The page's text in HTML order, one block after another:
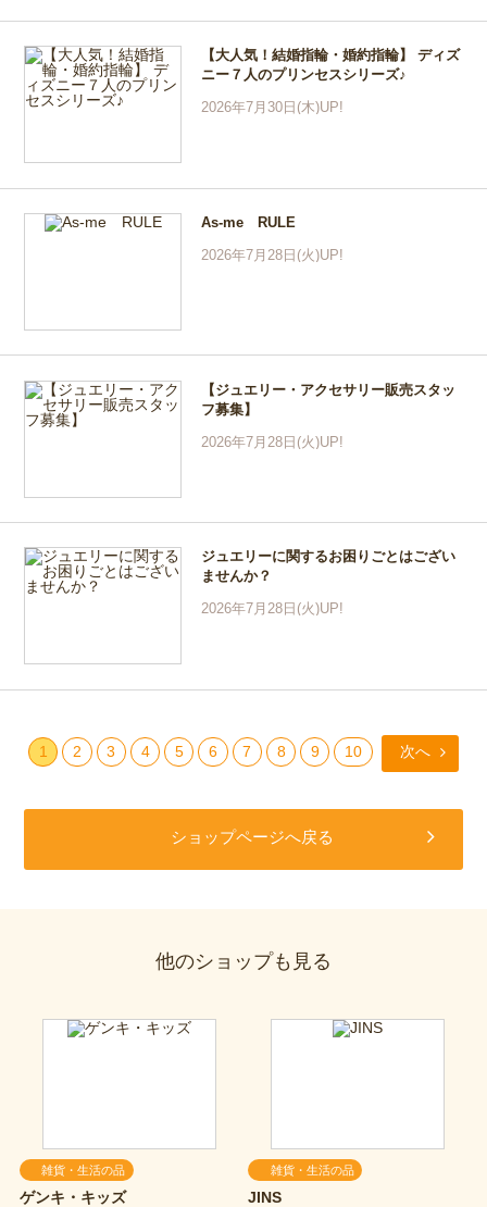
【大人気！結婚指輪・婚約指輪】 ディズ
ニー７人のプリンセスシリーズ♪
2026年7月30日(木)UP!
As-me RULE
2026年7月28日(火)UP!
【ジュエリー・アクセサリー販売スタッ
フ募集】
2026年7月28日(火)UP!
ジュエリーに関するお困りごとはござい
ませんか？
2026年7月28日(火)UP!
1 2 3 4 5 6 7 8 9 10 次へ
ショップページへ戻る
他のショップも見る
雑貨・生活の品
ゲンキ・キッズ
雑貨・生活の品
JINS